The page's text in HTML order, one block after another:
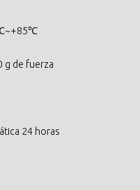
g de fuerza
24 horas